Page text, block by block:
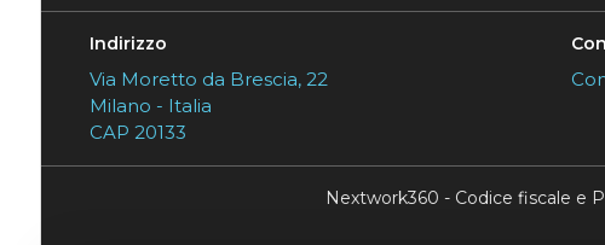
Indirizzo
Via Moretto da Brescia, 22
Milano - Italia
CAP 20133
Nextwork360 - Codice fiscale e